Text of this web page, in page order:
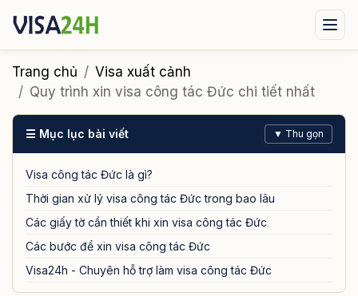
Visa xuất cảnh Visa nhập cảnh
Tư vấn ngay qua Zalo
Trang chủ
Visa xuất cảnh
Quy trình xin visa công tác Đức chi tiết nhất
☰ Mục lục bài viết ▼ Thu gọn
Visa công tác Đức là gì?
Thời gian xử lý visa công tác Đức trong bao lâu
Các giấy tờ cần thiết khi xin visa công tác Đức
Các bước để xin visa công tác Đức
Visa24h - Chuyên hỗ trợ làm visa công tác Đức